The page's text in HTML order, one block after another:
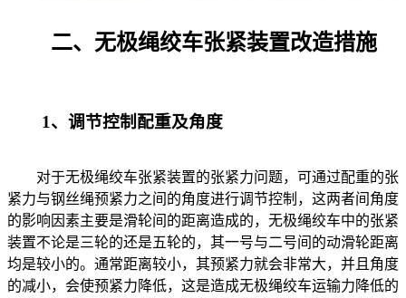
二、无极绳绞车张紧装置改造措施
1、调节控制配重及角度
对于无极绳绞车张紧装置的张紧力问题，可通过配重的张
紧力与钢丝绳预紧力之间的角度进行调节控制，这两者间角度
的影响因素主要是滑轮间的距离造成的，无极绳绞车中的张紧
装置不论是三轮的还是五轮的，其一号与二号间的动滑轮距离
均是较小的。通常距离较小，其预紧力就会非常大，并且角度
的减小，会使预紧力降低，这是造成无极绳绞车运输力降低的